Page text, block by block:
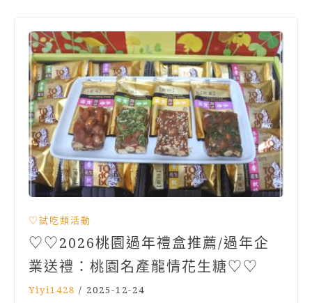
♡試吃類活動
♡♡2026桃園過年禮盒推薦/過年企
業送禮：桃園名產龍情花生糖♡♡
Yiyi1428 / 2025-12-24